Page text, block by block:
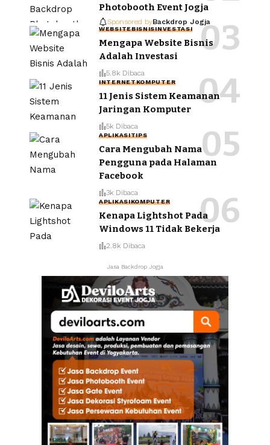
Photobooth Event Jogja
Sponsored byBackdrop Jogja
WEBSITEBISNISINVESTASI
Mengapa Website Bisnis
Adalah Investasi
5.8k Dibaca
INTERNETKOMPUTER
11 Jenis Sistem Keamanan
Jaringan Komputer
5k Dibaca
APLIKASITIPS
Cara Mengubah Nama
Pengguna pada Halaman
Facebook
3k Dibaca
APLIKASIKOMPUTER
Kenapa Lightshot Pada
Windows 11 Tidak Bekerja
2.8k Dibaca
Jasa Backdrop Jogja